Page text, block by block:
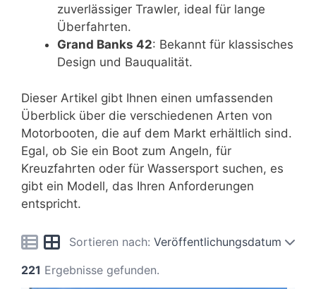
zuverlässiger Trawler, ideal für lange
Überfahrten.
Grand Banks 42: Bekannt für klassisches
Design und Bauqualität.
Dieser Artikel gibt Ihnen einen umfassenden
Überblick über die verschiedenen Arten von
Motorbooten, die auf dem Markt erhältlich sind.
Egal, ob Sie ein Boot zum Angeln, für
Kreuzfahrten oder für Wassersport suchen, es
gibt ein Modell, das Ihren Anforderungen
entspricht.
Sortieren nach: Veröffentlichungsdatum
221 Ergebnisse gefunden.